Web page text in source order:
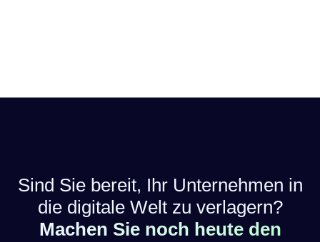
Sind Sie bereit, Ihr Unternehmen in
die digitale Welt zu verlagern?
Machen Sie noch heute den